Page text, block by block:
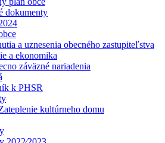
dokumenty
a uznesenia obecného zastupiteľstva
a ekonomika
záväzné nariadenia
k PHSR
kultúrneho domu